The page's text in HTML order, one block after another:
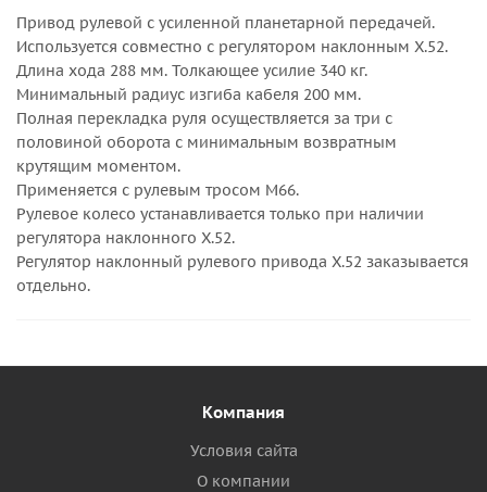
Привод рулевой с усиленной планетарной передачей.
Используется совместно с регулятором наклонным X.52.
Длина хода 288 мм. Толкающее усилие 340 кг.
Минимальный радиус изгиба кабеля 200 мм.
Полная перекладка руля осуществляется за три с
половиной оборота с минимальным возвратным
крутящим моментом.
Применяется с рулевым тросом M66.
Рулевое колесо устанавливается только при наличии
регулятора наклонного X.52.
Регулятор наклонный рулевого привода X.52 заказывается
отдельно.
Компания
Условия сайта
О компании